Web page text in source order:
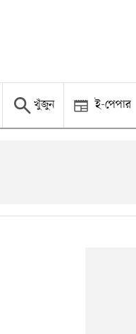
খুঁজুন ই-পেপার